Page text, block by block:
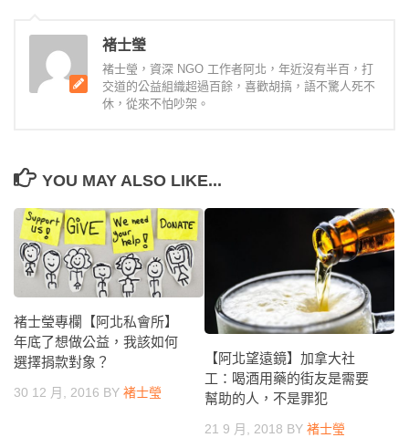
褚士瑩
褚士瑩，資深 NGO 工作者阿北，年近沒有半百，打
交道的公益組織超過百餘，喜歡胡搞，語不驚人死不
休，從來不怕吵架。
YOU MAY ALSO LIKE...
褚士瑩專欄【阿北私會所】
年底了想做公益，我該如何
選擇捐款對象？
30 12 月, 2016 BY 褚士瑩
【阿北望遠鏡】加拿大社
工：喝酒用藥的街友是需要
幫助的人，不是罪犯
21 9 月, 2018 BY 褚士瑩